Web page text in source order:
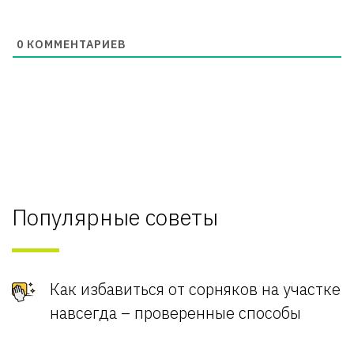
0 КОММЕНТАРИЕВ
Популярные советы
Как избавиться от сорняков на участке
навсегда – проверенные способы